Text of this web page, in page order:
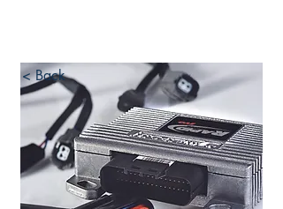
< Back